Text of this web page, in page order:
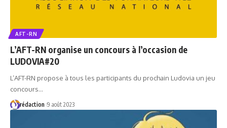
AFT-RN
L’AFT-RN organise un concours à l’occasion de
LUDOVIA#20
L’AFT-RN propose à tous les participants du prochain Ludovia un jeu
concours…
rédaction 9 août 2023